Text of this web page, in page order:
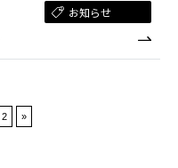
お知らせ
2 »